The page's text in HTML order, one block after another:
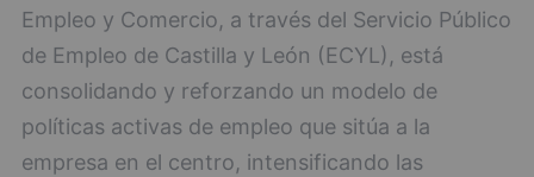
Empleo y Comercio, a través del Servicio Público
de Empleo de Castilla y León (ECYL), está
consolidando y reforzando un modelo de
políticas activas de empleo que sitúa a la
empresa en el centro, intensificando las